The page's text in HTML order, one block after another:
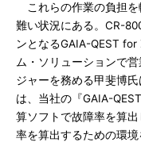
これらの作業の負担を
難い状況にある。CR-
ンとなるGAIA-QEST
ム・ソリューションで
ジャーを務める甲斐博
は、当社の『GAIA-
算ソフトで故障率を算
率を算出するための環